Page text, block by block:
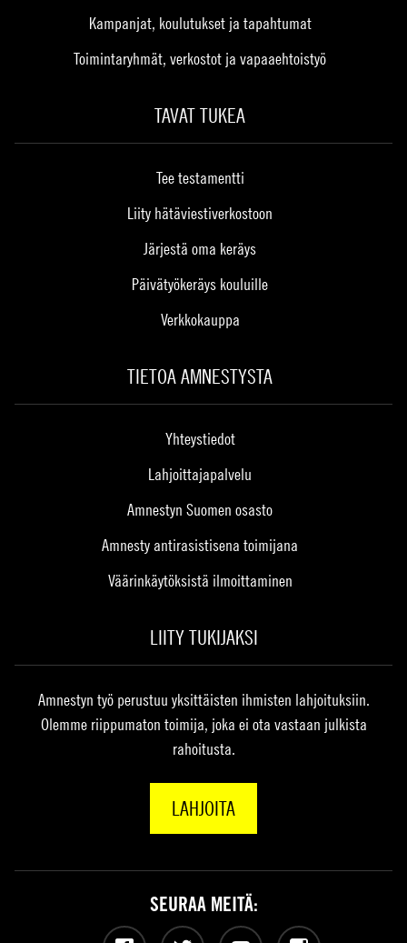
Kampanjat, koulutukset ja tapahtumat
Toimintaryhmät, verkostot ja vapaaehtoistyö
TAVAT TUKEA
Tee testamentti
Liity hätäviestiverkostoon
Järjestä oma keräys
Päivätyökeräys kouluille
Verkkokauppa
TIETOA AMNESTYSTA
Yhteystiedot
Lahjoittajapalvelu
Amnestyn Suomen osasto
Amnesty antirasistisena toimijana
Väärinkäytöksistä ilmoittaminen
LIITY TUKIJAKSI
Amnestyn työ perustuu yksittäisten ihmisten lahjoituksiin.
Olemme riippumaton toimija, joka ei ota vastaan julkista
rahoitusta.
LAHJOITA
SEURAA MEITÄ: